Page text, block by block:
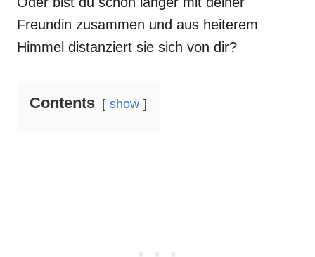
Freundin zusammen und aus heiterem
Himmel distanziert sie sich von dir?
Contents show